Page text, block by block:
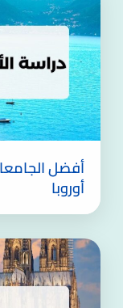
أفضل
أوروبا